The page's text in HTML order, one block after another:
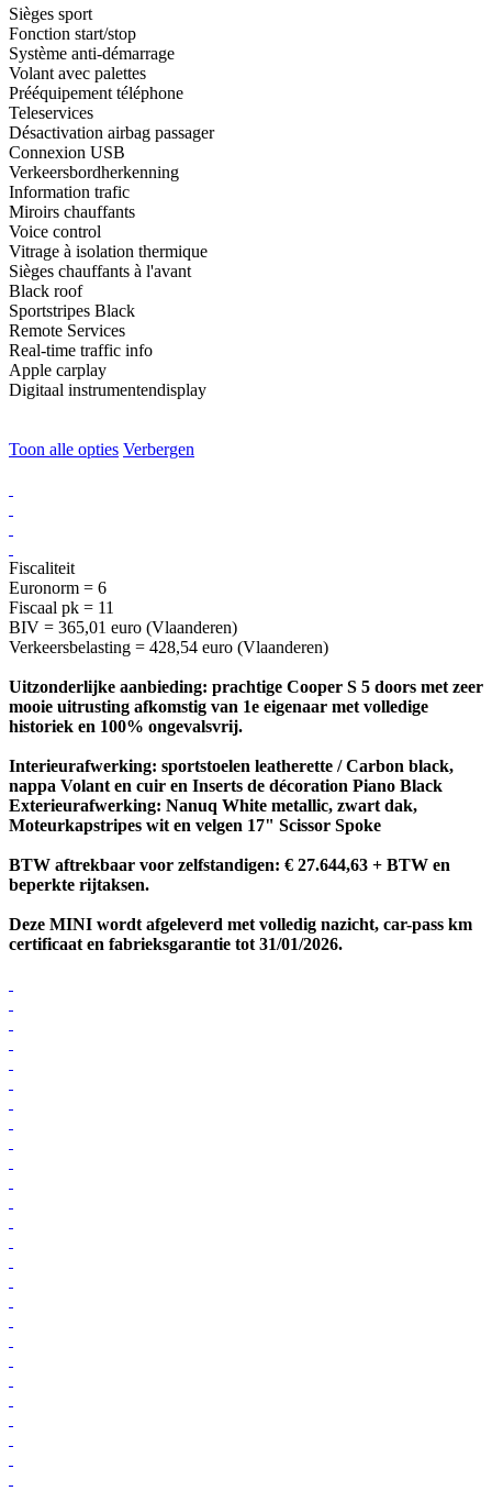
Sièges sport
Fonction start/stop
Système anti-démarrage
Volant avec palettes
Prééquipement téléphone
Teleservices
Désactivation airbag passager
Connexion USB
Verkeersbordherkenning
Information trafic
Miroirs chauffants
Voice control
Vitrage à isolation thermique
Sièges chauffants à l'avant
Black roof
Sportstripes Black
Remote Services
Real-time traffic info
Apple carplay
Digitaal instrumentendisplay
Toon alle opties Verbergen
Fiscaliteit
Euronorm = 6
Fiscaal pk = 11
BIV = 365,01 euro (Vlaanderen)
Verkeersbelasting = 428,54 euro (Vlaanderen)
Uitzonderlijke aanbieding: prachtige Cooper S 5 doors met zeer
mooie uitrusting afkomstig van 1e eigenaar met volledige
historiek en 100% ongevalsvrij.
Interieurafwerking: sportstoelen leatherette / Carbon black,
nappa Volant en cuir en Inserts de décoration Piano Black
Exterieurafwerking: Nanuq White metallic, zwart dak,
Moteurkapstripes wit en velgen 17" Scissor Spoke
BTW aftrekbaar voor zelfstandigen: € 27.644,63 + BTW en
beperkte rijtaksen.
Deze MINI wordt afgeleverd met volledig nazicht, car-pass km
certificaat en fabrieksgarantie tot 31/01/2026.